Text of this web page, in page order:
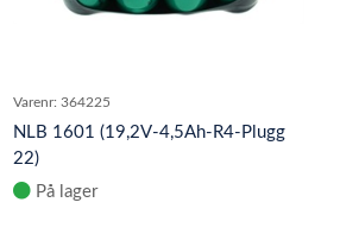
Varenr: 364225
NLB 1601 (19,2V-4,5Ah-R4-Plugg
22)
På lager